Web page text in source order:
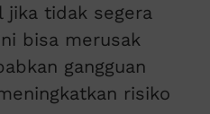
jika tidak segera
bisa merusak
gangguan
risiko